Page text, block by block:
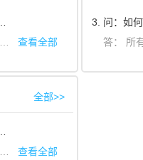
查看全部
c.平行志愿院校按前后顺序，可采
d.慎重填报是否同意专业调剂志愿。在院校进行新生录取时，如考生填报的专业志愿均不能满足，且此时有些专
3. 问：如
答： 所有批次均不设服从院校调剂志愿。
全部>>
查看全部